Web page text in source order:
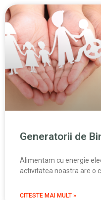
Generatorii de
Alimentam cu energie
activitatea noastra are o
CITESTE MAI MULT »